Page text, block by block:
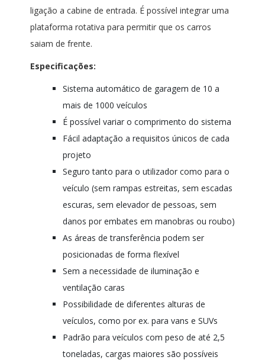
ligação a cabine de entrada. É possível integrar uma
plataforma rotativa para permitir que os carros
saiam de frente.
Especificações:
Sistema automático de garagem de 10 a
mais de 1000 veículos
É possível variar o comprimento do sistema
Fácil adaptação a requisitos únicos de cada
projeto
Seguro tanto para o utilizador como para o
veículo (sem rampas estreitas, sem escadas
escuras, sem elevador de pessoas, sem
danos por embates em manobras ou roubo)
As áreas de transferência podem ser
posicionadas de forma flexível
Sem a necessidade de iluminação e
ventilação caras
Possibilidade de diferentes alturas de
veículos, como por ex. para vans e SUVs
Padrão para veículos com peso de até 2,5
toneladas, cargas maiores são possíveis